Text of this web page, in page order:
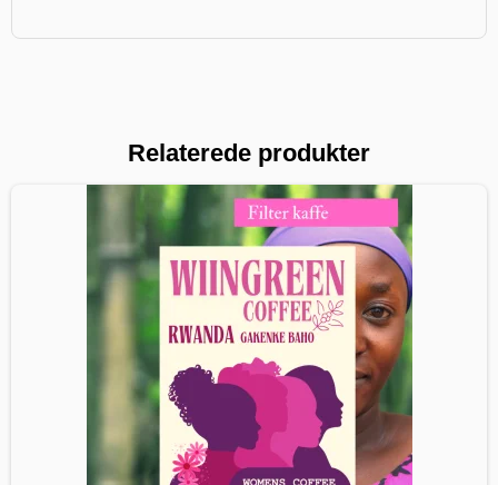
Relaterede produkter